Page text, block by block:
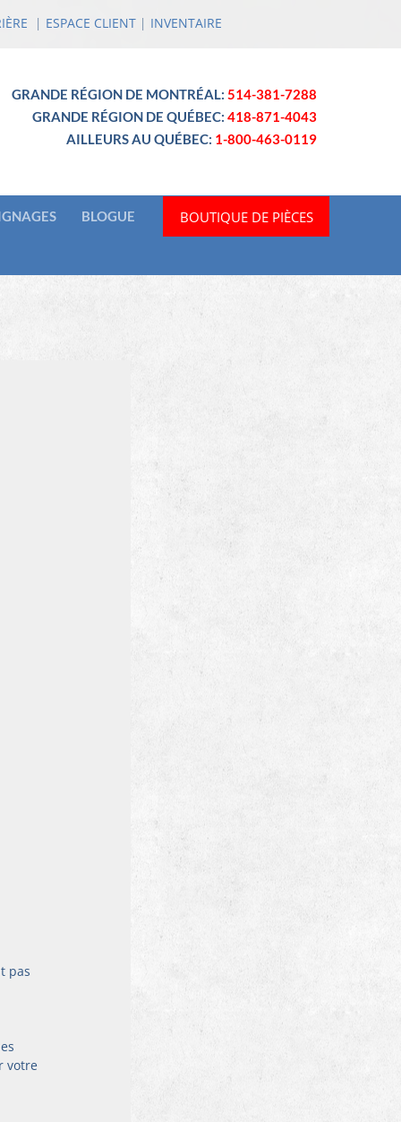
| ESPACE CLIENT | INVENTAIRE
GRANDE RÉGION DE MONTRÉAL: 514-381-7288
GRANDE RÉGION DE QUÉBEC: 418-871-4043
AILLEURS AU QUÉBEC: 1-800-463-0119
BLOGUE BOUTIQUE DE PIÈCES
pas
votre